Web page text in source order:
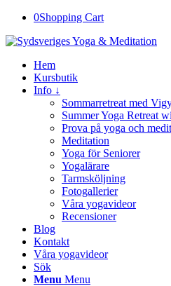
0Shopping Cart
Hem
Kursbutik
Info ↓
Sommarretreat med
Summer Yoga Retreat
Prova på yoga och
Meditation
Yoga för Seniorer
Yogalärare
Tarmsköljning
Fotogallerier
Våra yogavideor
Recensioner
Blog
Kontakt
Våra yogavideor
Sök
Menu Menu